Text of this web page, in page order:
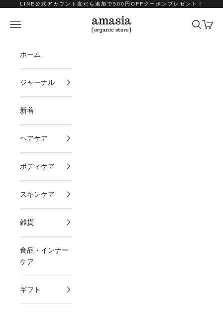
コンテンツへスキップ
LINE公式アカウント友だち追加で500円OFFクーポンプレゼント！
amasia organic store
メニュー 検索カート
ホーム
ジャーナル
新着
ヘアケア
ボディケア
スキンケア
雑貨
食品・インナー
ケア
ギフト